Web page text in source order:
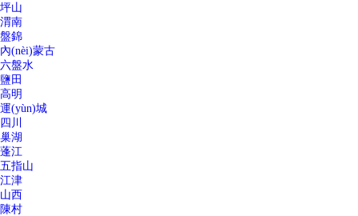
坪山
渭南
盤錦
內(nèi)蒙古
六盤水
鹽田
高明
運(yùn)城
四川
巢湖
蓬江
五指山
江津
山西
陳村